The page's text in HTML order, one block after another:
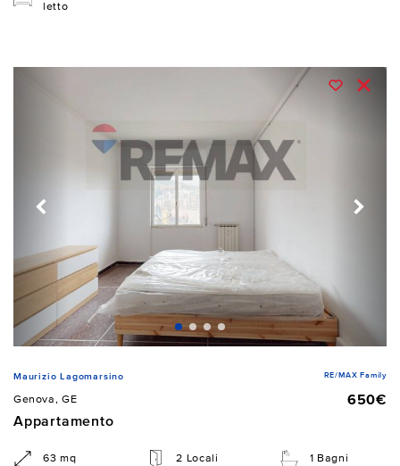
letto
Maurizio Lagomarsino RE/MAX Family
Genova, GE
650€
Appartamento
63 mq 2 Locali 1 Bagni